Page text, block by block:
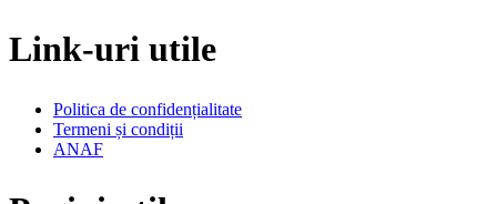
Link-uri utile
Politica de confidențialitate
Termeni și condiții
ANAF